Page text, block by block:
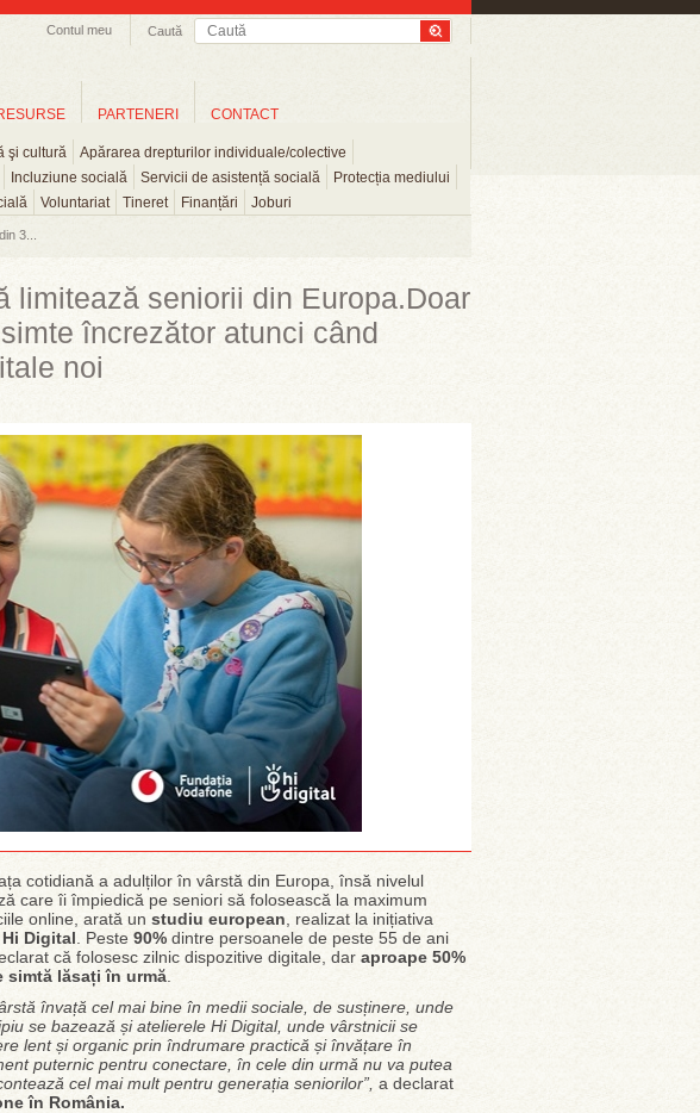
Caută
Contul meu
şi cultură
Apărarea drepturilor individuale/colective
Incluziune socială Servicii de asistență socială
Protecția mediului
Voluntariat Tineret Finanțări Joburi
PARTENERI CONTACT
3...
limitează seniorii din Europa.Doar
încrezător atunci când
noi
cotidiană a adulților în vârstă din Europa, însă nivelul
care îi împiedică pe seniori să folosească la maximum
online, arată un studiu european , realizat la inițiativa
Hi Digital . Peste 90% dintre persoanele de peste 55 de ani
că folosesc zilnic dispozitive digitale, dar aproape 50%
simtă lăsați în urmă
învață cel mai bine în medii sociale, de susținere, unde
se bazează și atelierele Hi Digital, unde vârstnicii se
lent și organic prin îndrumare practică și învățare în
puternic pentru conectare, în cele din urmă nu va putea
cel mai mult pentru generația seniorilor”, a declarat
în România.